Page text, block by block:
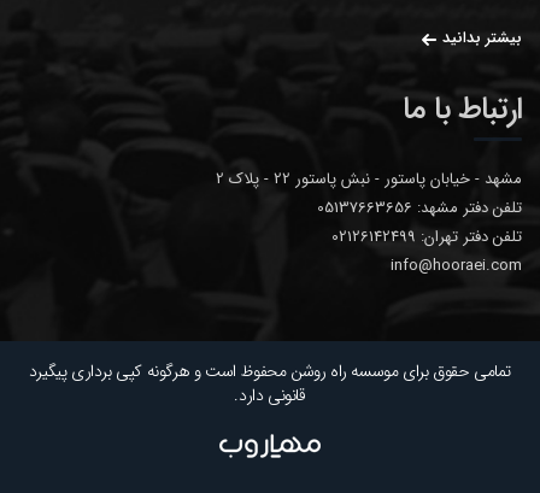
بیشتر بدانید
ارتباط با ما
مشهد - خیابان پاستور - نبش پاستور 22 - پلاک 2
تلفن دفتر مشهد: 05137663656
تلفن دفتر تهران: 02126142499
info@hooraei.com
تمامی حقوق برای موسسه راه روشن محفوظ است و هرگونه کپی برداری پیگیرد
قانونی دارد.